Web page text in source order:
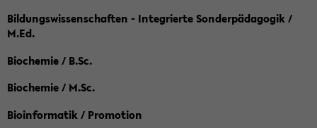
Bildungswissenschaften - Integrierte Sonderpädagogik /
M.Ed.
Biochemie / B.Sc.
Biochemie / M.Sc.
Bioinformatik / Promotion